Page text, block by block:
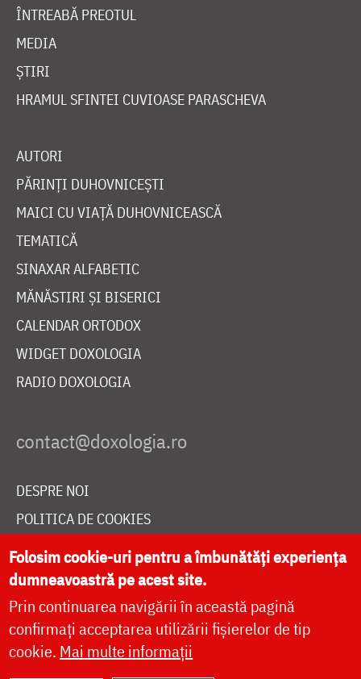
ÎNTREABĂ PREOTUL
MEDIA
ȘTIRI
HRAMUL SFINTEI CUVIOASE PARASCHEVA
AUTORI
PĂRINȚI DUHOVNICEȘTI
MAICI CU VIAȚĂ DUHOVNICEASCĂ
TEMATICĂ
SINAXAR ALFABETIC
MĂNĂSTIRI ȘI BISERICI
CALENDAR ORTODOX
WIDGET DOXOLOGIA
RADIO DOXOLOGIA
DESPRE NOI
POLITICA DE COOKIES
DONEAZĂ ONLINE PENTRU CATEDRALA NAȚIONALĂ
LIVE
Folosim cookie-uri pentru a îmbunătăți experiența
dumneavoastră pe acest site.
Prin continuarea navigării în această pagină
confirmați acceptarea utilizării fișierelor de tip
cookie. Mai multe informații